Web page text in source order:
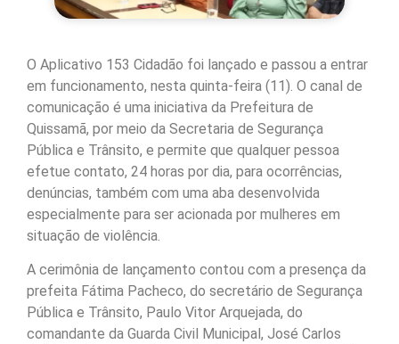
O Aplicativo 153 Cidadão foi lançado e passou a entrar
em funcionamento, nesta quinta-feira (11). O canal de
comunicação é uma iniciativa da Prefeitura de
Quissamã, por meio da Secretaria de Segurança
Pública e Trânsito, e permite que qualquer pessoa
efetue contato, 24 horas por dia, para ocorrências,
denúncias, também com uma aba desenvolvida
especialmente para ser acionada por mulheres em
situação de violência.
A cerimônia de lançamento contou com a presença da
prefeita Fátima Pacheco, do secretário de Segurança
Pública e Trânsito, Paulo Vitor Arquejada, do
comandante da Guarda Civil Municipal, José Carlos